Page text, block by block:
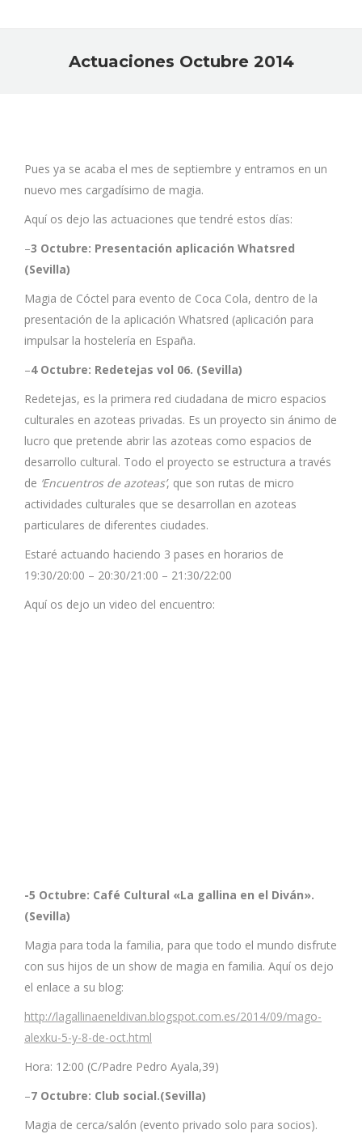
Actuaciones Octubre 2014
Pues ya se acaba el mes de septiembre y entramos en un
nuevo mes cargadísimo de magia.
Aquí os dejo las actuaciones que tendré estos días:
–3 Octubre: Presentación aplicación Whatsred
(Sevilla)
Magia de Cóctel para evento de Coca Cola, dentro de la
presentación de la aplicación Whatsred (aplicación para
impulsar la hostelería en España.
–4 Octubre: Redetejas vol 06. (Sevilla)
Redetejas, es la primera red ciudadana de micro espacios
culturales en azoteas privadas. Es un proyecto sin ánimo de
lucro que pretende abrir las azoteas como espacios de
desarrollo cultural. Todo el proyecto se estructura a través
de ‘Encuentros de azoteas’, que son rutas de micro
actividades culturales que se desarrollan en azoteas
particulares de diferentes ciudades.
Estaré actuando haciendo 3 pases en horarios de
19:30/20:00 – 20:30/21:00 – 21:30/22:00
Aquí os dejo un video del encuentro:
-5 Octubre: Café Cultural «La gallina en el Diván».
(Sevilla)
Magia para toda la familia, para que todo el mundo disfrute
con sus hijos de un show de magia en familia. Aquí os dejo
el enlace a su blog:
http://lagallinaeneldivan.blogspot.com.es/2014/09/mago-
alexku-5-y-8-de-oct.html
Hora: 12:00 (C/Padre Pedro Ayala,39)
–7 Octubre: Club social.(Sevilla)
Magia de cerca/salón (evento privado solo para socios).